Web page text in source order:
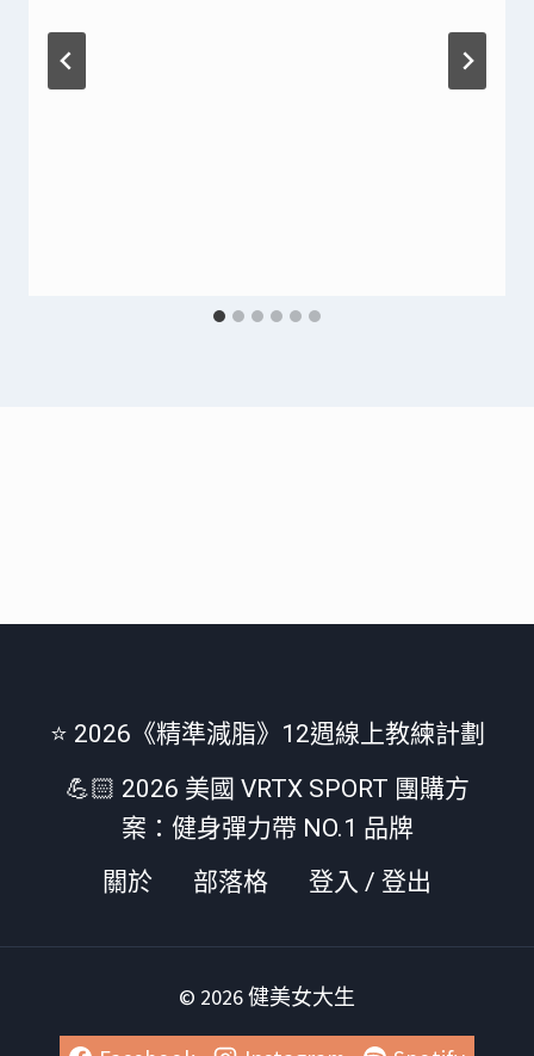
⭐️ 2026《精準減脂》12週線上教練計劃
💪🏻 2026 美國 VRTX SPORT 團購方
案：健身彈力帶 NO.1 品牌
關於
部落格 登入 / 登出
© 2026 健美女大生